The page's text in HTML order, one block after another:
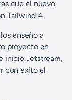
que el nuevo
Tailwind 4.
enseño a
proyecto en
inicio Jetstream,
con exito el